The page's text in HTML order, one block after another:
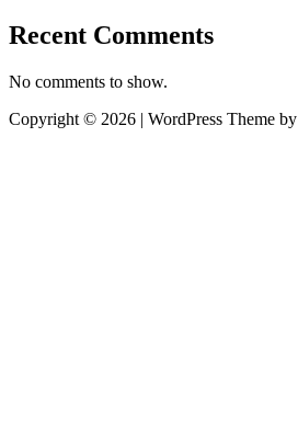
Recent Comments
No comments to show.
Copyright © 2026 | WordPress Theme by